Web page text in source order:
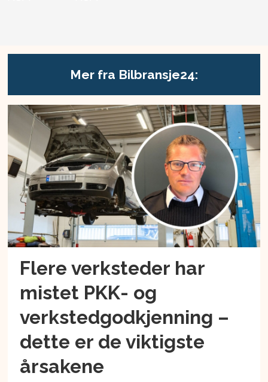
Mer fra Bilbransje24:
Flere verksteder har
mistet PKK- og
verkstedgodkjenning –
dette er de viktigste
årsakene